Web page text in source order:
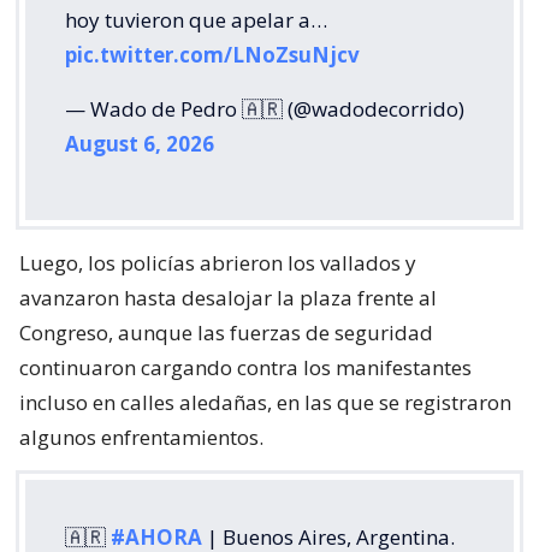
hoy tuvieron que apelar a…
pic.twitter.com/LNoZsuNjcv
— Wado de Pedro 🇦🇷 (@wadodecorrido)
August 6, 2026
Luego, los policías abrieron los vallados y
avanzaron hasta desalojar la plaza frente al
Congreso, aunque las fuerzas de seguridad
continuaron cargando contra los manifestantes
incluso en calles aledañas, en las que se registraron
algunos enfrentamientos.
🇦🇷 #AHORA | Buenos Aires, Argentina.